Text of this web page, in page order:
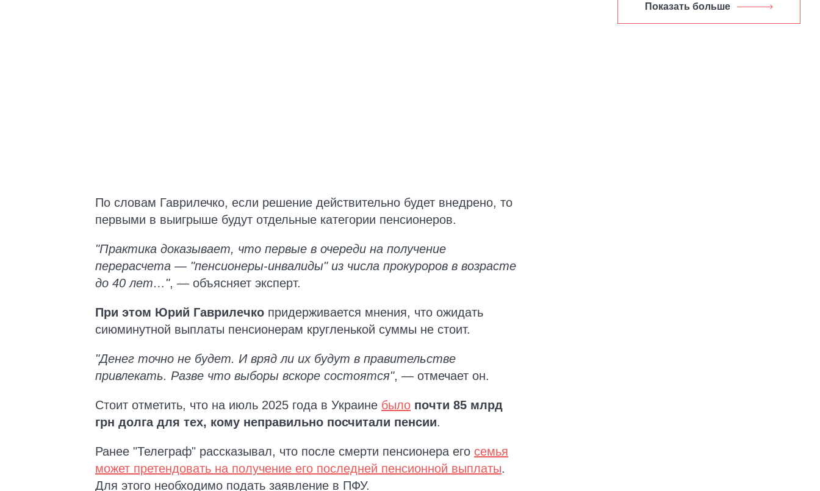
По словам Гаврилечко, если решение действительно будет внедрено, то
первыми в выигрыше будут отдельные категории пенсионеров.
"Практика доказывает, что первые в очереди на получение
перерасчета — "пенсионеры-инвалиды" из числа прокуроров в возрасте
до 40 лет…", — объясняет эксперт.
При этом Юрий Гаврилечко придерживается мнения, что ожидать
сиюминутной выплаты пенсионерам кругленькой суммы не стоит.
"Денег точно не будет. И вряд ли их будут в правительстве
привлекать. Разве что выборы вскоре состоятся", — отмечает он.
Стоит отметить, что на июль 2025 года в Украине было почти 85 млрд
грн долга для тех, кому неправильно посчитали пенсии.
Ранее "Телеграф" рассказывал, что после смерти пенсионера его семья
может претендовать на получение его последней пенсионной выплаты.
Для этого необходимо подать заявление в ПФУ.
Показать больше